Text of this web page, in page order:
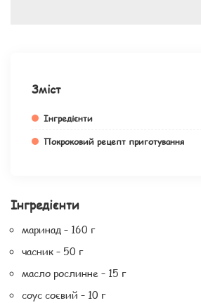
Зміст
Інгредієнти
Покроковий рецепт приготування
Інгредієнти
маринад – 160 г
часник – 50 г
масло рослинне – 15 г
соус соєвий – 10 г